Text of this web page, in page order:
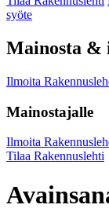
syöte
Mainosta &
Ilmoita
Mainostajalle
Ilmoita
Tilaa Rakennuslehti